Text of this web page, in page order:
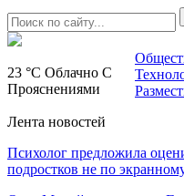
23 °C Облачно С
Прояснениями
Лента новостей
Психолог предложила
подростков не по